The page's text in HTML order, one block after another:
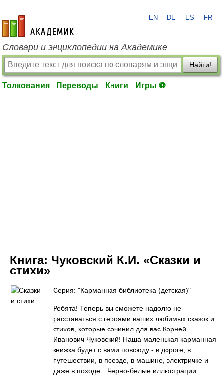
academic.ru
EN DE ES FR
Словари и энциклопедии на Академике
Найти!
Толкования Переводы Книги Игры ⚽
Книга: Чуковский К.И. «Сказки и
стихи»
Серия: "Карманная библиотека (детская)"
Ребята! Теперь вы сможете надолго не
расставаться с героями ваших любимых сказок и
стихов, которые сочинил для вас Корней
Иванович Чуковский! Наша маленькая карманная
книжка будет с вами повсюду - в дороге, в
путешествии, в поезде, в машине, электричке и
даже в походе…Черно-белые иллюстрации.